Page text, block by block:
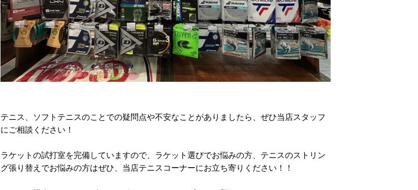
テニス、ソフトテニスのことでの疑問点や不安なことがありましたら、ぜひ当店スタッフ
にご相談ください！
ラケットの試打室を完備していますので、ラケット選びでお悩みの方、テニスのストリン
グ張り替えでお悩みの方はぜひ、当店テニスコーナーにお立ち寄りください！！